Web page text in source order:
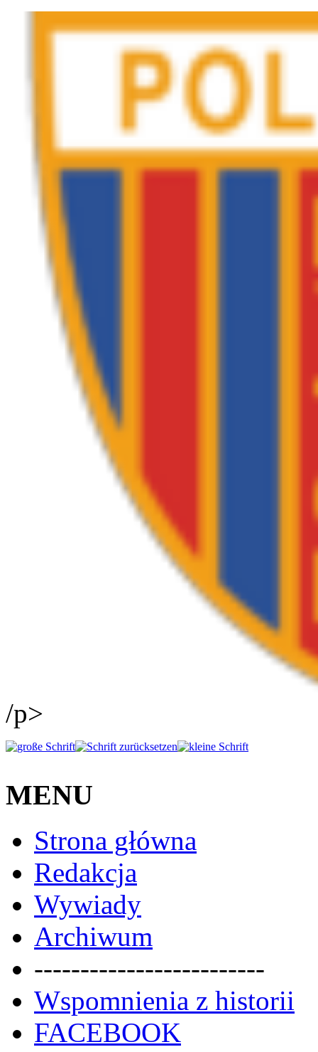
/p>
MENU
Strona główna
Redakcja
Wywiady
Archiwum
-------------------------
Wspomnienia z historii
FACEBOOK